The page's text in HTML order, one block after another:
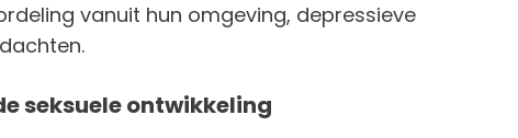
vanuit hun omgeving, depressieve
seksuele ontwikkeling